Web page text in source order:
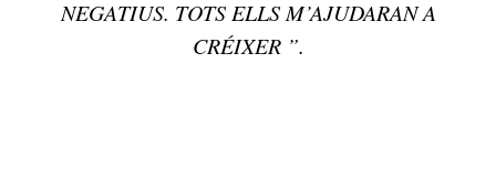
NEGATIUS. TOTS ELLS M’AJUDARAN A
CRÉIXER ”.